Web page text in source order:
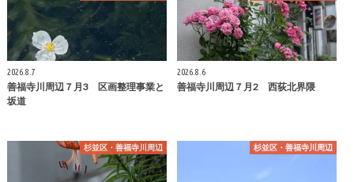
2026.8.7
善福寺川周辺７月3 区画整理事業と
坂道
2026.8.6
善福寺川周辺７月2 西荻北界隈
杉並区・善福寺川周辺 杉並区・善福寺川周辺